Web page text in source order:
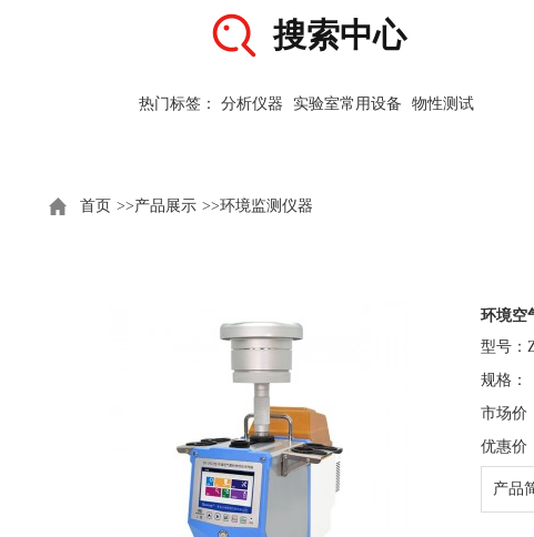
搜索中心
热门标签： 分析仪器 实验室常用设备 物性测试
首页 >>产品展示 >>环境监测仪器
环境空
型号：
规格：
市场价
优惠价
产品